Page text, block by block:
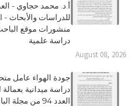
للدراسات والأبحاث
دراسة علمية
August 08, 2026
جودة الهواء عامل
دراسة ميدانية
العدد 94 من